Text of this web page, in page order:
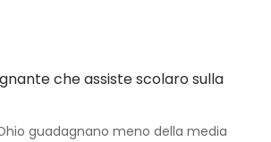
guadagnano meno della media